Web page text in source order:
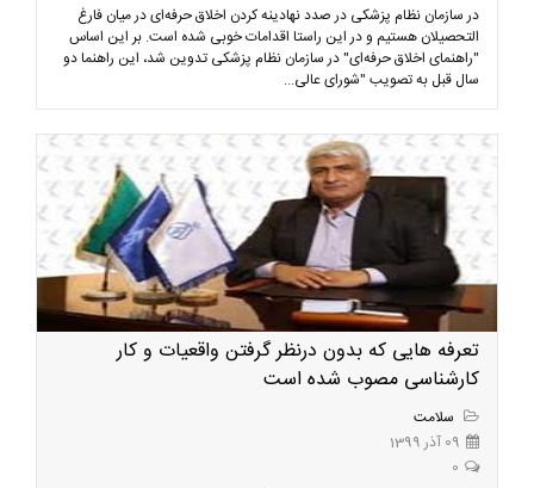
در سازمان نظام پزشکی در صدد نهادینه کردن اخلاق حرفه‌ای در میان فارغ
التحصیلان هستیم و در این راستا اقدامات خوبی شده است. بر این اساس
"راهنمای اخلاق حرفه‌ای" در سازمان نظام پزشکی تدوین شد، این راهنما دو
سال قبل به تصویب "شورای عالی...
تعرفه هایی که بدون درنظر گرفتن واقعیات و کار
کارشناسی مصوب شده است
سلامت
09 آذر 1399
0